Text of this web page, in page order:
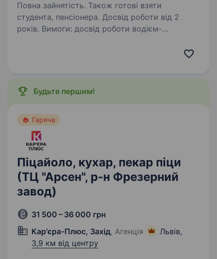
Повна зайнятість. Також готові взяти
студента, пенсіонера. Досвід роботи від 2
років. Вимоги: досвід роботи водієм-
відповідальність,…
Будьте першим!
Гаряча
Піцайоло, кухар, пекар піци
(ТЦ "Арсен", р-н Фрезерний
завод)
31 500 – 36 000 грн
Кар'єра-Плюс, Захід, Агенція
Львів,
3,9 км від центру